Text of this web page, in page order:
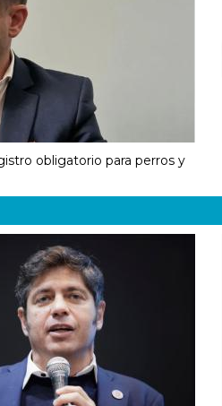
obligatorio para perros y